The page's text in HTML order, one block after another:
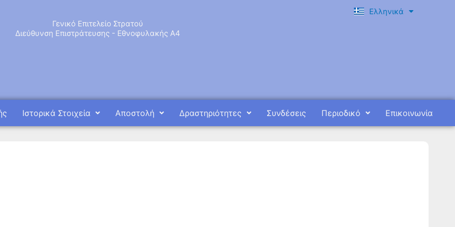
Γενικό Επιτελείο Στρατού
Διεύθυνση Επιστράτευσης - Εθνοφυλακής Α4
Ελληνικά
English
Ιστορικά Στοιχεία Αποστολή Δραστηριότητες Συνδέσεις Περιοδικό Επικοινωνία